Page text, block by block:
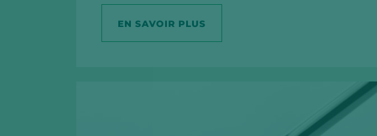
EN SAVOIR PLUS